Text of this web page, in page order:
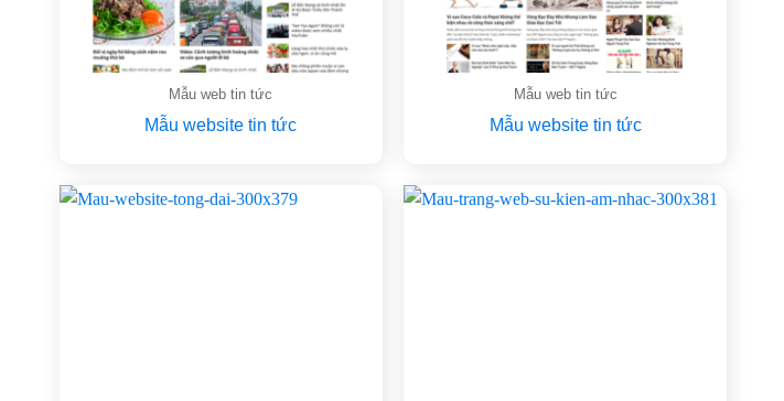
Mẫu web tin tức
Mẫu website tin tức
Mẫu web tin tức
Mẫu website tin tức